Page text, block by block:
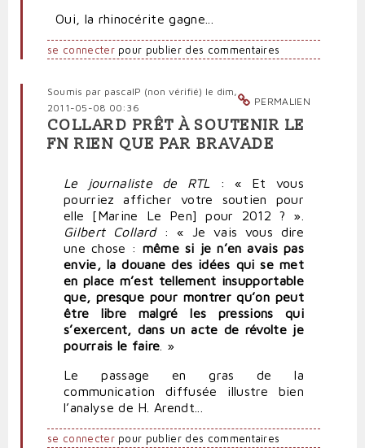
Oui, la rhinocérite gagne...
se connecterpour publier des commentaires
PERMALIEN
Soumis par pascalP (non vérifié) le dim,
2011-05-08 00:36
COLLARD PRÊT À SOUTENIR LE
FN RIEN QUE PAR BRAVADE
Le journaliste de RTL
: « Et vous
pourriez afficher votre soutien pour
elle [Marine Le Pen] pour 2012 ? ».
Gilbert Collard: « Je vais vous dire
une chose : même si je n’en avais pas
envie, la douane des idées qui se met
en place m’est tellement insupportable
que, presque pour montrer qu’on peut
être libre malgré les pressions qui
s’exercent, dans un acte de révolte je
pourrais le faire . »
Le passage en gras de la
communication diffusée illustre bien
l’analyse de H. Arendt...
se connecterpour publier des commentaires